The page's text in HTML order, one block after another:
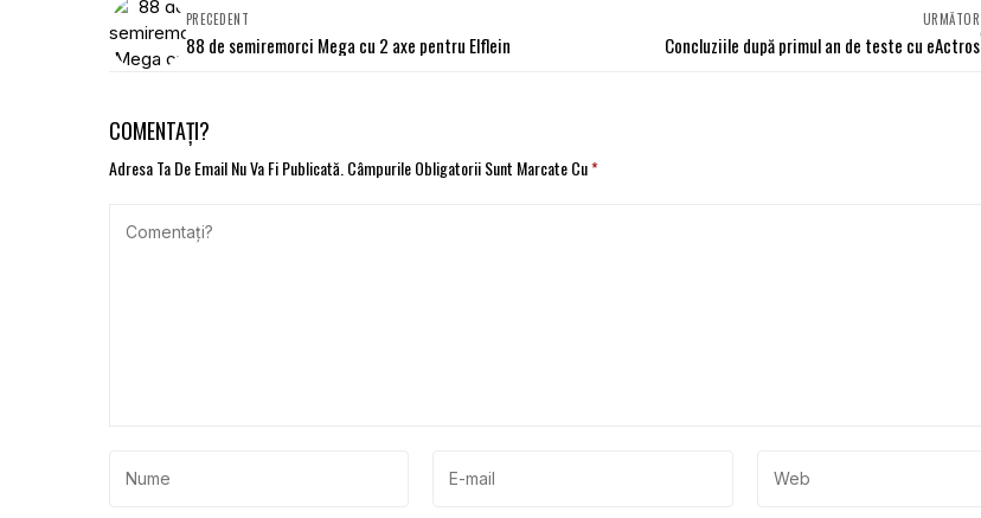
PRECEDENT
88 de semiremorci Mega cu 2 axe pentru Elflein
URMĂTOR
Concluziile după primul an de teste cu eActros
COMENTAȚI?
Adresa Ta De Email Nu Va Fi Publicată. Câmpurile Obligatorii Sunt Marcate Cu*